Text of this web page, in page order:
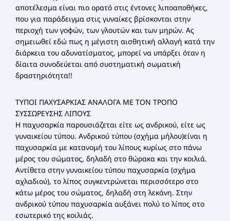
αποτέλεσμα είναι πιο ορατό στις έντονες λιποαποθήκες,
που για παράδειγμα στις γυναίκες βρίσκονται στην
περιοχή των γοφών, των γλουτών και των μηρών. Ας
σημειωθεί εδώ πως η μέγιστη αισθητική αλλαγή κατά την
διάρκεια του αδυνατίσματος, μπορεί να υπάρξει όταν η
δίαιτα συνοδεύεται από συστηματική σωματική
δραστηριότητα!!
ΤΥΠΟΙ ΠΑΧΥΣΑΡΚΙΑΣ ΑΝΑΛΟΓΑ ΜΕ ΤΟΝ ΤΡΟΠΟ
ΣΥΣΣΩΡΕΥΣΗΣ ΛΙΠΟΥΣ
Η παχυσαρκία παρουσιάζεται είτε ως ανδρικού, είτε ως
γυναικείου τύπου. Ανδρικού τύπου (σχήμα μήλου)είναι η
παχυσαρκία με κατανομή του λίπους κυρίως στο πάνω
μέρος του σώματος, δηλαδή στο θώρακα και την κοιλιά.
Αντίθετα στην γυναικείου τύπου παχυσαρκία (σχήμα
αχλαδιού), το λίπος συγκεντρώνεται περισσότερο στο
κάτω μέρος του σώματος, δηλαδή στη λεκάνη. Στην
ανδρικού τύπου παχυσαρκία αυξάνει πολύ το λίπος στο
εσωτερικό της κοιλιάς.